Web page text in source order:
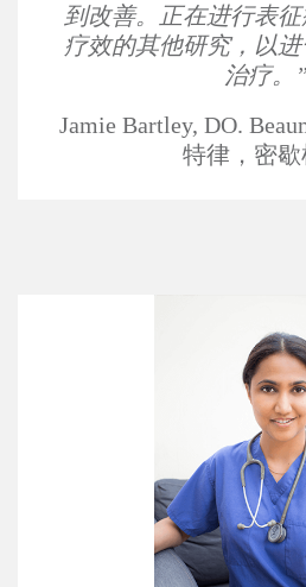
到改善。正在进行表
疗效的其他研究，以
治疗。”
Jamie Bartley, DO.
特律，密歇